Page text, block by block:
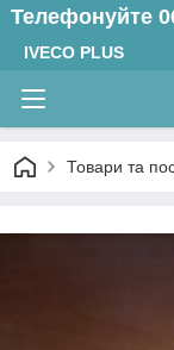
Телефонуйте
IVECO PLUS
Товари та